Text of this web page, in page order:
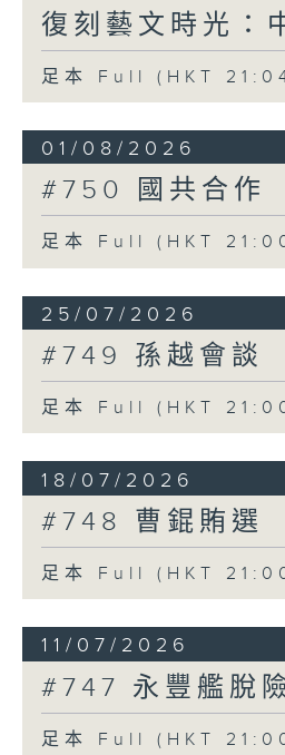
復刻藝文時光：
足本 Full (HKT
01/08/2026
#750 國共合作
足本 Full (HKT
25/07/2026
#749 孫越會談
足本 Full (HKT
18/07/2026
#748 曹錕賄選
足本 Full (HKT
11/07/2026
#747 永豐艦脫
足本 Full (HKT